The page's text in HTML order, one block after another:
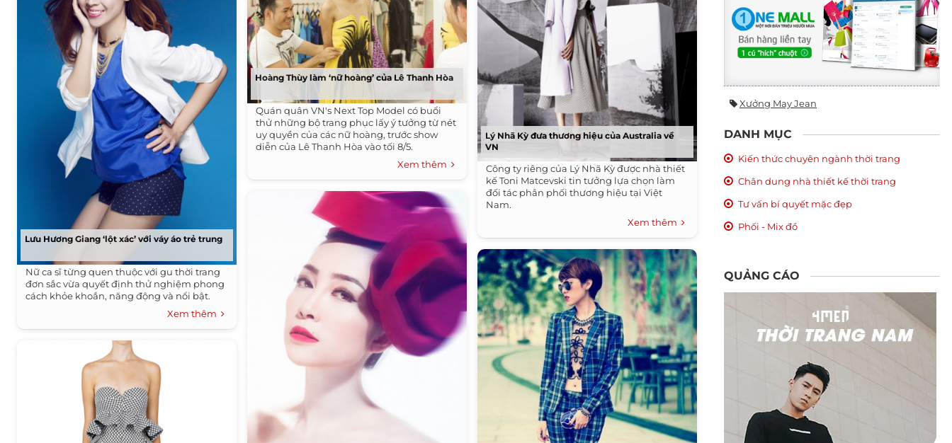
Lưu Hương Giang ‘lột xác’ với váy áo trẻ trung
Nữ ca sĩ từng quen thuộc với gu thời trang
đơn sắc vừa quyết định thử nghiệm phong
cách khỏe khoắn, năng động và nổi bật.
Xem thêm
Hoàng Thùy làm ‘nữ hoàng’ của Lê Thanh Hòa
Quán quân VN's Next Top Model có buổi
thử những bộ trang phục lấy ý tưởng từ nét
uy quyền của các nữ hoàng, trước show
diễn của Lê Thanh Hòa vào tối 8/5.
Xem thêm
Lý Nhã Kỳ đưa thương hiệu của Australia về
VN
Công ty riêng của Lý Nhã Kỳ được nhà thiết
kế Toni Matcevski tin tưởng lựa chọn làm
đối tác phân phối thương hiệu tại Việt
Nam.
Xem thêm
Xưởng May Jean
DANH MỤC
Kiến thức chuyên ngành thời trang
Chân dung nhà thiết kế thời trang
Tư vấn bí quyết mặc đẹp
Phối - Mix đồ
QUẢNG CÁO